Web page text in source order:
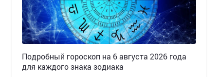
Подробный гороскоп на 6 августа 2026 года
для каждого знака зодиака